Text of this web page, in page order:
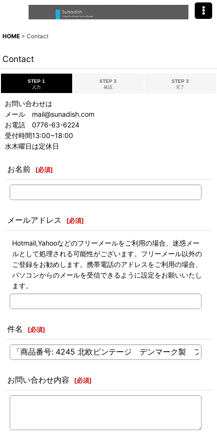
HOME > Contact
Contact
STEP 1
入力
STEP 2
確認
STEP 3
完了
お問い合わせは
メール mail@sunadish.com
お電話 0776-63-6224
受付時間13:00~18:00
水木曜日は定休日
お名前 [必須]
メールアドレス [必須]
Hotmail,Yahooなどのフリーメールをご利用の場合、迷惑メー
ルとして処理される可能性がございます。フリーメール以外の
ご登録をお勧めします。携帯電話のアドレスをご利用の場合、
パソコンからのメールを受信できるように設定をお願いいたし
ます。
件名 [必須]
お問い合わせ内容 [必須]